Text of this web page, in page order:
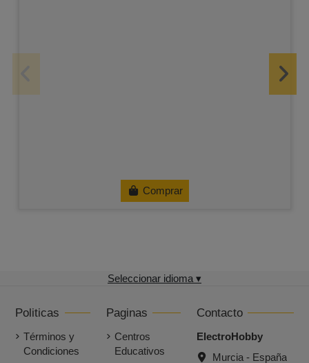
Comprar
Seleccionar idioma ▾
Politicas
Términos y
Condiciones
Paginas
Centros
Educativos
Contacto
ElectroHobby
Murcia - España